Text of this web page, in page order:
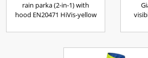
rain parka (2-in-1) with
hood EN20471 HiVis-yellow